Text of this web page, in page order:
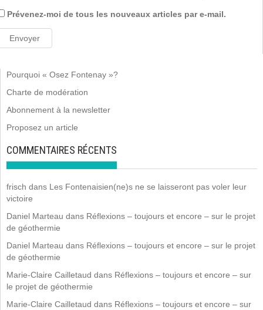
Prévenez-moi de tous les nouveaux articles par e-mail.
Pourquoi « Osez Fontenay »?
Charte de modération
Abonnement à la newsletter
Proposez un article
COMMENTAIRES RÉCENTS
frisch dans Les Fontenaisien(ne)s ne se laisseront pas voler leur
victoire
Daniel Marteau dans Réflexions – toujours et encore – sur le projet
de géothermie
Daniel Marteau dans Réflexions – toujours et encore – sur le projet
de géothermie
Marie-Claire Cailletaud dans Réflexions – toujours et encore – sur
le projet de géothermie
Marie-Claire Cailletaud dans Réflexions – toujours et encore – sur